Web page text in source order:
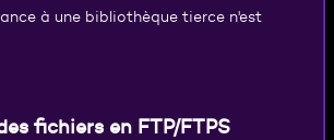
à une bibliothèque tierce n'est
fichiers en FTP/FTPS